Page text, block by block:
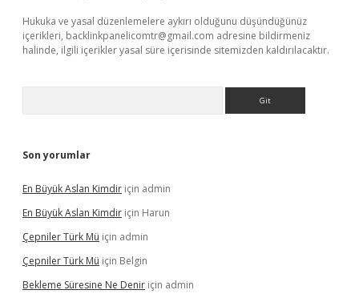
Hukuka ve yasal düzenlemelere aykırı olduğunu düşündüğünüz
içerikleri, backlinkpanelicomtr@gmail.com adresine bildirmeniz
halinde, ilgili içerikler yasal süre içerisinde sitemizden kaldırılacaktır.
Son yorumlar
En Büyük Aslan Kimdir için admin
En Büyük Aslan Kimdir için Harun
Çepniler Türk Mü için admin
Çepniler Türk Mü için Belgin
Bekleme Süresine Ne Denir için admin